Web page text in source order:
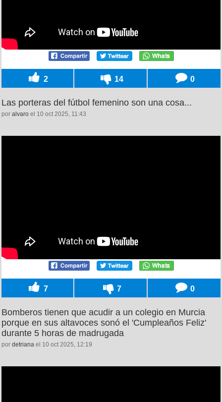
2 14 0
Las porteras del fútbol femenino son una cosa...
por alvaro el 10 oct 2025, 11:43
7 7 0
Bomberos tienen que acudir a un colegio en Murcia
porque en sus altavoces sonó el 'Cumpleaños Feliz'
durante 5 horas de madrugada
por detriana el 10 oct 2025, 12:19